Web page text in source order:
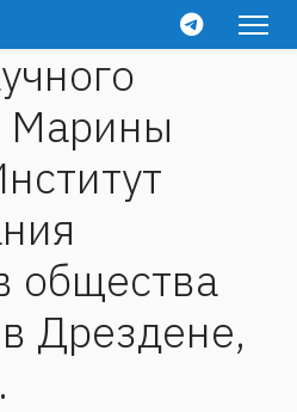
Марины
общества
Дрездене,